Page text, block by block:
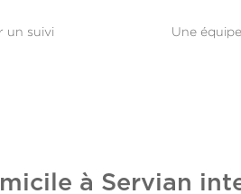
un suivi
Une
à Servian